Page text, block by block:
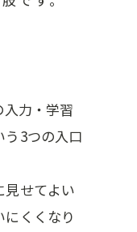
力・学習
う3つの入口
見せてよい
くくなり